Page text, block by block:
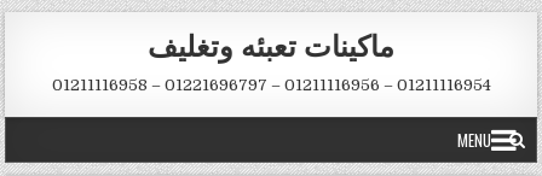
Skip to content
ماكينات تعبئه وتغليف
01211116954 – 01211116956 – 01221696797 – 01211116958
MENU